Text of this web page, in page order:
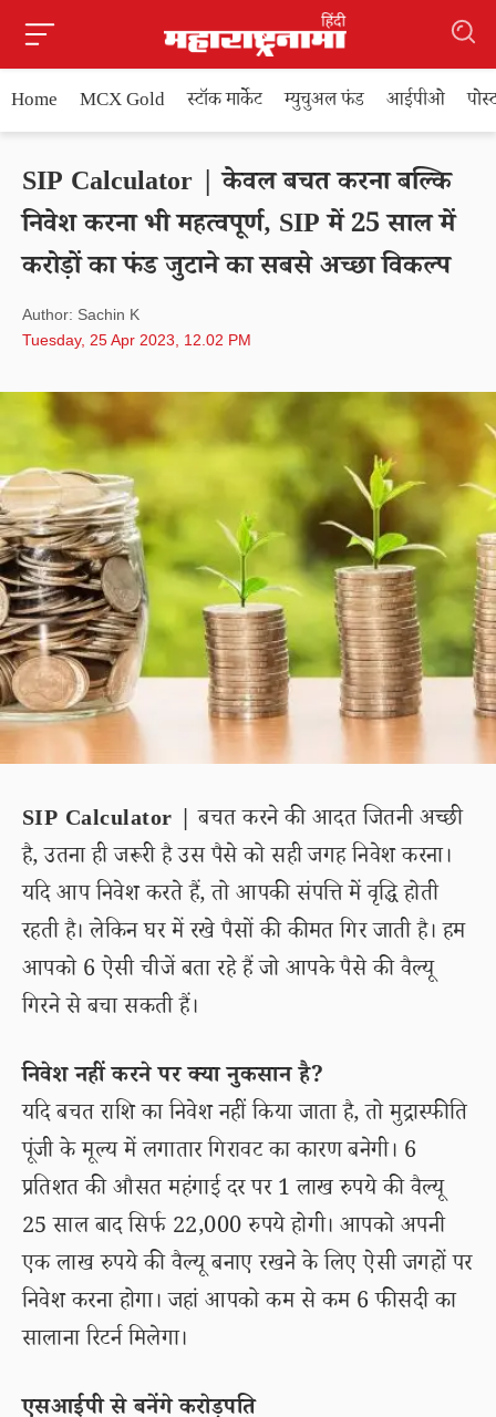
Home MCX Gold स्टॉक मार्केट म्युचुअल फंड आईपीओ
SIP Calculator | केवल बचत करना बल्कि
निवेश करना भी महत्वपूर्ण, SIP में 25 साल में
करोड़ों का फंड जुटाने का सबसे अच्छा विकल्प
Author: Sachin K
Tuesday, 25 Apr 2023, 12.02 PM
SIP Calculator | बचत करने की आदत जितनी अच्छी
है, उतना ही जरूरी है उस पैसे को सही जगह निवेश करना।
यदि आप निवेश करते हैं, तो आपकी संपत्ति में वृद्धि होती
रहती है। लेकिन घर में रखे पैसों की कीमत गिर जाती है। हम
आपको 6 ऐसी चीजें बता रहे हैं जो आपके पैसे की वैल्यू
गिरने से बचा सकती हैं।
निवेश नहीं करने पर क्या नुकसान है?
यदि बचत राशि का निवेश नहीं किया जाता है, तो मुद्रास्फीति
पूंजी के मूल्य में लगातार गिरावट का कारण बनेगी। 6
प्रतिशत की औसत महंगाई दर पर 1 लाख रुपये की वैल्यू
25 साल बाद सिर्फ 22,000 रुपये होगी। आपको अपनी
एक लाख रुपये की वैल्यू बनाए रखने के लिए ऐसी जगहों पर
निवेश करना होगा। जहां आपको कम से कम 6 फीसदी का
सालाना रिटर्न मिलेगा।